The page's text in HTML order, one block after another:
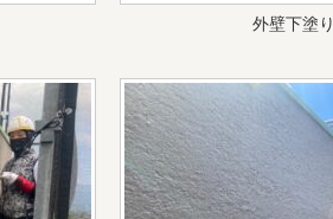
外壁下塗り